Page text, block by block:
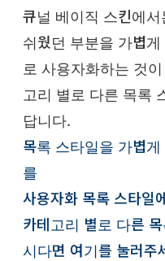
큐널 베이직 스킨에
쉬웠던 부분을 가볍
로 사용자화하는 것
고리 별로 다른 목록
답니다.
목록 스타일을 가볍
를
사용자화 목록 스타일
카테고리 별로 다른
시다면 여기를 눌러주